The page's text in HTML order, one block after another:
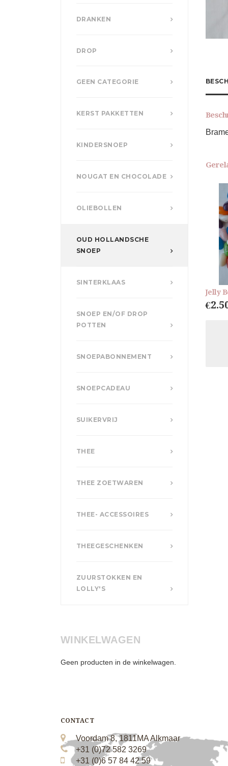
Jelly
€
DRANKEN
DROP
GEEN CATEGORIE
KERST PAKKETTEN
KINDERSNOEP
NOUGAT EN CHOCOLADE
OLIEBOLLEN
OUD HOLLANDSCHE
SNOEP
SINTERKLAAS
SNOEP EN/OF DROP
POTTEN
SNOEPABONNEMENT
SNOEPCADEAU
SUIKERVRIJ
THEE
THEE ZOETWAREN
THEE- ACCESSOIRES
THEEGESCHENKEN
ZUURSTOKKEN EN
LOLLY'S
WINKELWAGEN
Geen producten in de winkelwagen.
CONTACT
Voordam 8, 1811MA Alkmaar
+31 (0)72 582 3269
+31 (0)6 57 84 42 59